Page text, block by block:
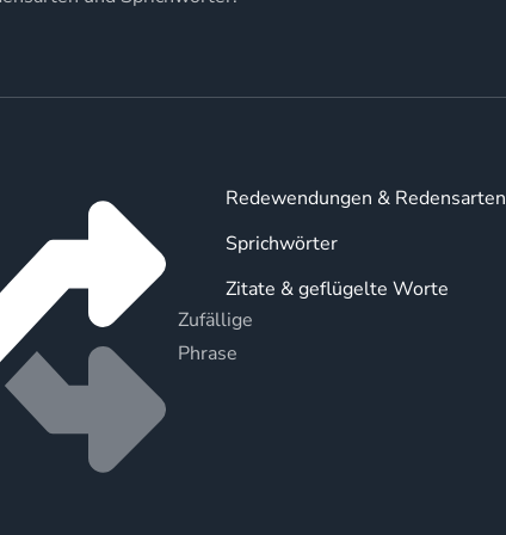
Zufällige
Phrase
Redewendungen & Redensarten
Sprichwörter
Zitate & geflügelte Worte